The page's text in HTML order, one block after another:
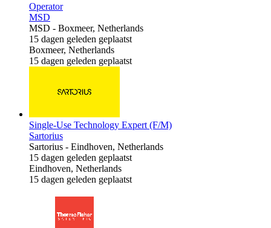
Operator
MSD
MSD - Boxmeer, Netherlands
15 dagen geleden geplaatst
Boxmeer, Netherlands
15 dagen geleden geplaatst
Single-Use Technology Expert (F/M)
Sartorius
Sartorius - Eindhoven, Netherlands
15 dagen geleden geplaatst
Eindhoven, Netherlands
15 dagen geleden geplaatst